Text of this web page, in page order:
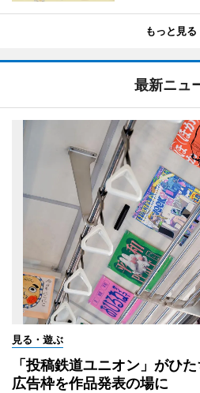
もっと見る
最新ニュ
見る・遊ぶ
「投稿鉄道ユニオン」がひ
広告枠を作品発表の場に